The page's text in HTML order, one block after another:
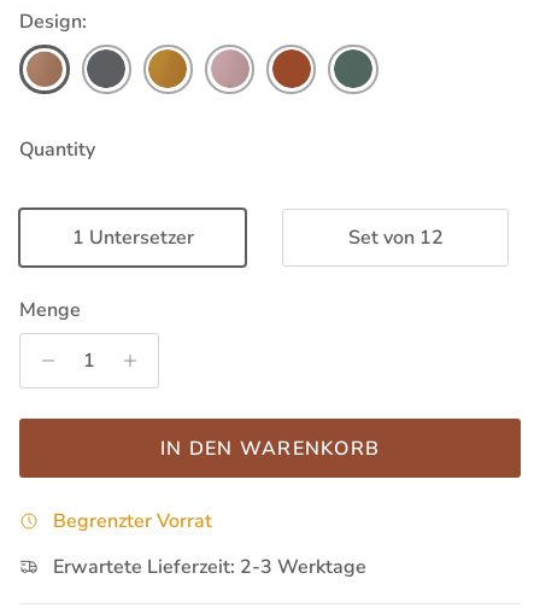
Design:
Quantity
1 Untersetzer Set von 12
Menge
IN DEN WARENKORB
Begrenzter Vorrat
Erwartete Lieferzeit: 2-3 Werktage